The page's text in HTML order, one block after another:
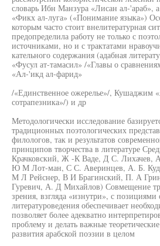
словарь Ибн Манзура «Лисан ал-'араб»,
«Фикх ал-луга» («Понимание языка»)
которым часто стоит внелитературная
предопределила работу не только с
источниками, но и с трактатами
кательного содержания (адабная
«Фусул ат-тамасил» /«Главы о
«Ал-'икд ал-фарид»
/«Единственное ожерелье»/, Кушаджим
сотрапезника»/) и др
Методологически исследование
традиционных поэтологических
филологов, так и результатов
принципов творчества в литературе
Крачковский, Ж -К Ваде, Д С. Лихачев,
Ю М Лот-ман, С С. Аверинцев, А. Б.
М Л Рейснер, В И Брагинский, П. А
Гуревич, А. Д Михайлов) Совмещение
зрения, взгляда «изнутри», с позициями
литературоведения обеспечивает
позволяет более адекватно
проблему и делать важные
развития арабской поэзии в целом